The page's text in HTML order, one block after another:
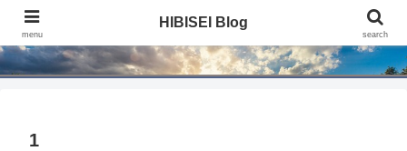
HIBISEI Blog
1
menu
HIBISEI Blog
search